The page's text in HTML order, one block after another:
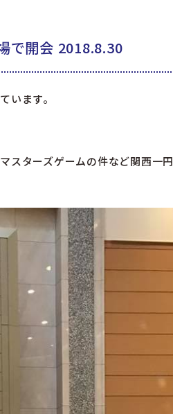
で開会 2018.8.30
います。
スターズゲームの件など関西一円